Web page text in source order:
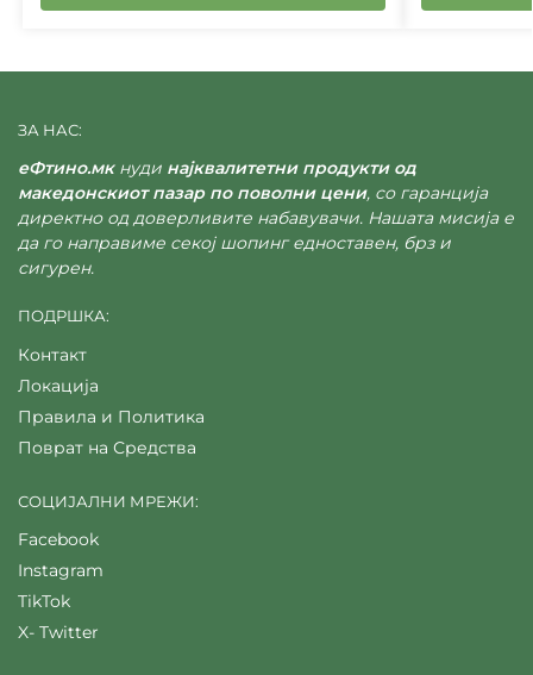
ЗА НАС:
еФтино.мкнуди најквалитетни продукти од
македонскиот пазар по поволни цени, со гаранција
директно од доверливите набавувачи. Нашата мисија е
да го направиме секој шопинг едноставен, брз и
сигурен.
ПОДРШКА:
Контакт
Локација
Правила и Политика
Поврат на Средства
СОЦИЈАЛНИ МРЕЖИ:
Facebook
Instagram
TikTok
X- Twitter